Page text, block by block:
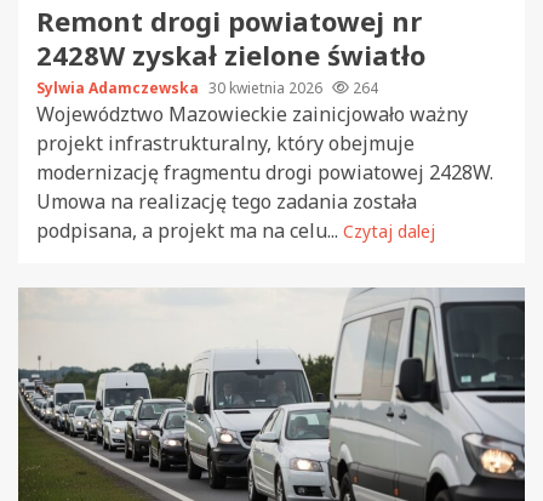
Remont drogi powiatowej nr
2428W zyskał zielone światło
Sylwia Adamczewska 30 kwietnia 2026 264
Województwo Mazowieckie zainicjowało ważny
projekt infrastrukturalny, który obejmuje
modernizację fragmentu drogi powiatowej 2428W.
Umowa na realizację tego zadania została
podpisana, a projekt ma na celu... Czytaj dalej